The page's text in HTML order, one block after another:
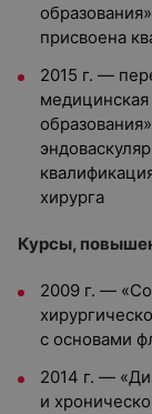
присвоена
2015 г. —
хирурга
Курсы,
2009 г. —
с основами
2014 г. —
и